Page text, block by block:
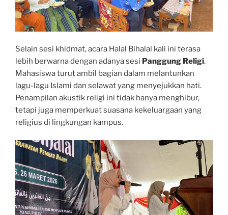
Selain sesi khidmat, acara Halal Bihalal kali ini terasa
lebih berwarna dengan adanya sesi Panggung Religi.
Mahasiswa turut ambil bagian dalam melantunkan
lagu-lagu Islami dan selawat yang menyejukkan hati.
Penampilan akustik religi ini tidak hanya menghibur,
tetapi juga memperkuat suasana kekeluargaan yang
religius di lingkungan kampus.